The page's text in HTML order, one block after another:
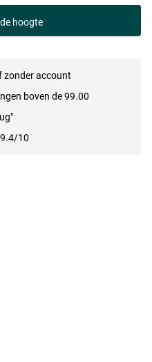
hoogte
zonder account
boven de 99.00
9.4/10